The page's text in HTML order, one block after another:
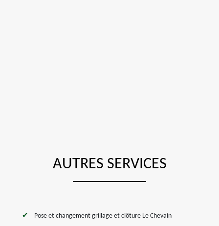
AUTRES SERVICES
Pose et changement grillage et clôture Le Chevain